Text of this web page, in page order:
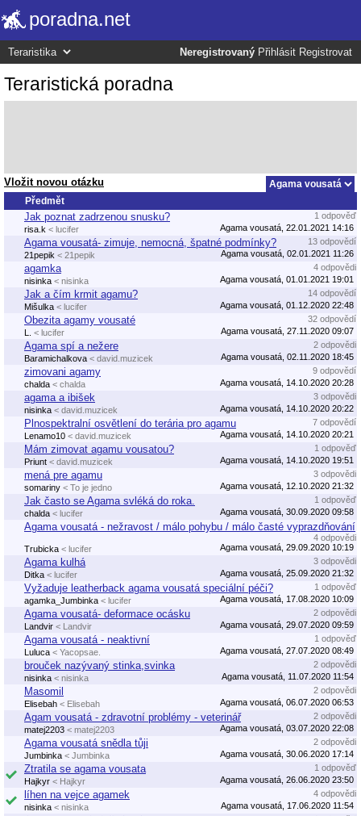
poradna.net
Neregistrovaný Přihlásit Registrovat
Teraristická poradna
Vložit novou otázku
Předmět
Jak poznat zadrzenou snusku?
1 odpověď
risa.k < lucifer Agama vousatá, 22.01.2021 14:16
Agama vousatá- zimuje, nemocná, špatné podmínky?
13 odpovědí
21pepik < 21pepik Agama vousatá, 02.01.2021 11:26
agamka
4 odpovědi
nisinka < nisinka Agama vousatá, 01.01.2021 19:01
Jak a čím krmit agamu?
14 odpovědí
Mišulka < lucifer Agama vousatá, 01.12.2020 22:48
Obezita agamy vousaté
32 odpovědí
L.
< lucifer Agama vousatá, 27.11.2020 09:07
Agama spí a nežere
2 odpovědi
Baramichalkova < david.muzicek Agama vousatá, 02.11.2020 18:45
zimovani agamy
9 odpovědí
chalda < chalda Agama vousatá, 14.10.2020 20:28
agama a ibišek
3 odpovědi
nisinka < david.muzicek Agama vousatá, 14.10.2020 20:22
Plnospektralní osvětlení do terária pro agamu
7 odpovědí
Lenamo10 < david.muzicek Agama vousatá, 14.10.2020 20:21
Mám zimovat agamu vousatou?
1 odpověď
Priunt < david.muzicek Agama vousatá, 14.10.2020 19:51
mená pre agamu
3 odpovědi
somariny < To je jedno Agama vousatá, 12.10.2020 21:32
Jak často se Agama svléká do roka.
1 odpověď
chalda < lucifer Agama vousatá, 30.09.2020 09:58
Agama vousatá - nežravost / málo pohybu / málo časté vyprazdňování
4 odpovědi
Trubicka < lucifer Agama vousatá, 29.09.2020 10:19
Agama kulhá
3 odpovědi
Ditka < lucifer Agama vousatá, 25.09.2020 21:32
Vyžaduje leatherback agama vousatá speciální péči?
1 odpověď
agamka_Jumbinka < lucifer Agama vousatá, 17.08.2020 10:09
Agama vousatá- deformace ocásku
2 odpovědi
Landvir < Landvir Agama vousatá, 29.07.2020 09:59
Agama vousatá - neaktivní
1 odpověď
Luluca < Yacopsae. Agama vousatá, 27.07.2020 08:49
brouček nazývaný stinka,svinka
2 odpovědi
nisinka < nisinka Agama vousatá, 11.07.2020 11:54
Masomil
2 odpovědi
Elisebah < Elisebah Agama vousatá, 06.07.2020 06:53
Agam vousatá - zdravotní problémy - veterinář
2 odpovědi
matej2203 < matej2203 Agama vousatá, 03.07.2020 22:08
Agama vousatá snědla tůji
2 odpovědi
Jumbinka < Jumbinka Agama vousatá, 30.06.2020 17:14
Ztratila se agama vousata
1 odpověď
Hajkyr < Hajkyr Agama vousatá, 26.06.2020 23:50
líhen na vejce agamek
4 odpovědi
nisinka < nisinka Agama vousatá, 17.06.2020 11:54